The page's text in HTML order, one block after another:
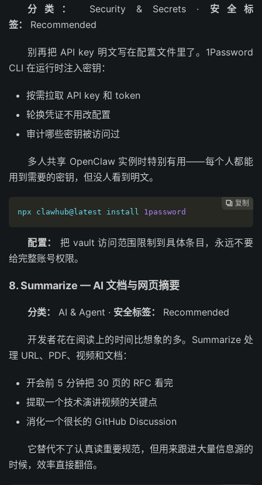
分类： Security & Secrets · 安全标
签：
Recommended
别再把 API key 明文写在配置文件里了。1Password
CLI 在运行时注入密钥：
按需拉取 API key 和 token
轮换凭证不用改配置
审计哪些密钥被访问过
多人共享 OpenClaw 实例时特别有用——每个人都能
用到需要的密钥，但没人看到明文。
 复制
npx clawhub@latest install 1password
配置：
把 vault 访问范围限制到具体条目，永远不要
给完整账号权限。
8. Summarize — AI 文档与网页摘要
分类： AI & Agent · 安全标签： Recommended
开发者花在阅读上的时间比想象的多。Summarize 处
理 URL、PDF、视频和文档：
开会前 5 分钟把 30 页的 RFC 看完
提取一个技术演讲视频的关键点
消化一个很长的 GitHub Discussion
它替代不了认真读重要规范，但用来跟进大量信息源的
时候，效率直接翻倍。